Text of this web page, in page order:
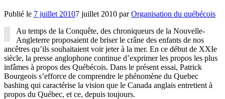
Publié le 7 juillet 20107 juillet 2010 parOrganisation du québécois
Au temps de la Conquête, des chroniqueurs de la Nouvelle-
Angleterre proposaient de briser le crâne des enfants de nos
ancêtres qu’ils souhaitaient voir jeter à la mer. En ce début de XXIe
siècle, la presse anglophone continue d’exprimer les propos les plus
infâmes à propos des Québécois. Dans le présent essai, Patrick
Bourgeois s’efforce de comprendre le phénomène du Quebec
bashing qui caractérise la vision que le Canada anglais entretient à
propos du Québec, et ce, depuis toujours.